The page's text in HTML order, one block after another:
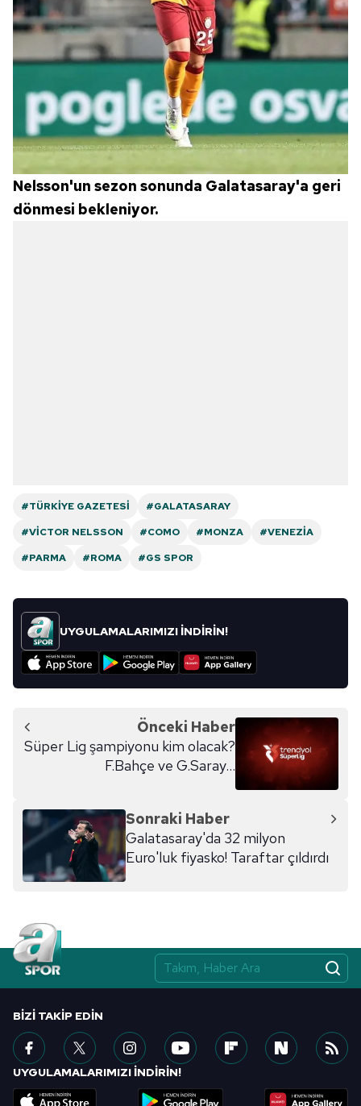
Nelsson'un sezon sonunda Galatasaray'a geri
dönmesi bekleniyor.
#TÜRKIYE GAZETESI
#GALATASARAY
#VICTOR NELSSON
#COMO #MONZA
#VENEZIA
#PARMA
#ROMA #GS SPOR
UYGULAMALARIMIZI İNDİRİN!
Önceki Haber
Süper Lig şampiyonu kim olacak?
F.Bahçe ve G.Saray...
Sonraki Haber
Galatasaray'da 32 milyon
Euro'luk fiyasko! Taraftar çıldırdı
BIZI TAKIP EDIN
UYGULAMALARIMIZI İNDİRİN!